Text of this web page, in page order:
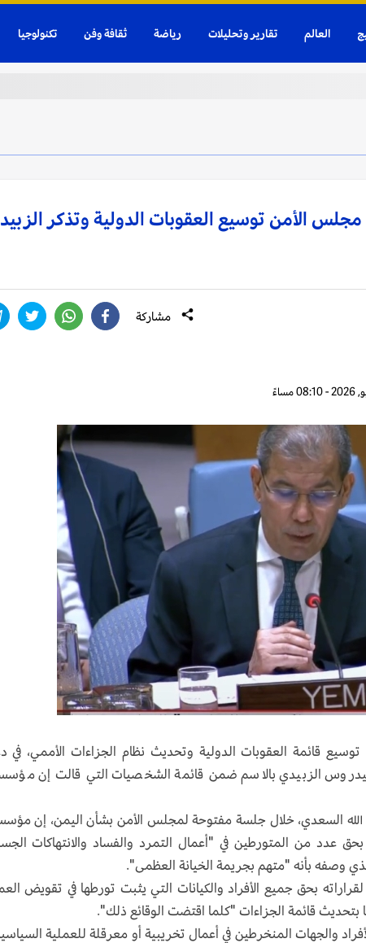
العالم تقارير وتحليلات رياضة ثقافة وفن تكنولوجيا
الأمن توسيع العقوبات الدولية وتذكر
مشاركة
قائمة العقوبات الدولية وتحديث نظام الجزاءات الأممي، في
الزبيدي بالاسم ضمن قائمة الشخصيات التي قالت إن
الله السعدي، خلال جلسة مفتوحة لمجلس الأمن بشأن اليمن، إن
عدد من المتورطين في "أعمال التمرد والفساد والانتهاكات
وصفه بأنه "متهم بجريمة الخيانة العظمى".
بحق جميع الأفراد والكيانات التي يثبت تورطها في تقويض
بتحديث قائمة الجزاءات "كلما اقتضت الوقائع ذلك".
والجهات المنخرطين في أعمال تخريبية أو معرقلة للعملية